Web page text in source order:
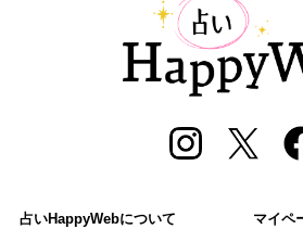
占いHappyWebについて マイペ